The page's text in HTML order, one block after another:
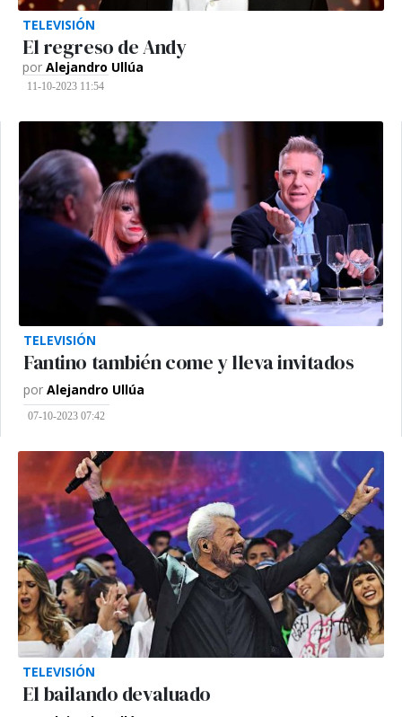
TELEVISIÓN
El regreso de Andy
por Alejandro Ullúa
11-10-2023 11:54
TELEVISIÓN
Fantino también come y lleva invitados
por Alejandro Ullúa
07-10-2023 07:42
TELEVISIÓN
El bailando devaluado